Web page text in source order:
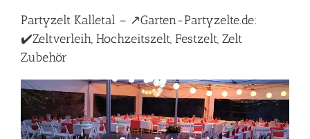
Partyzelt Kalletal – ↗️Garten-Partyzelte.de:
✔️Zeltverleih, Hochzeitszelt, Festzelt, Zelt
Zubehör